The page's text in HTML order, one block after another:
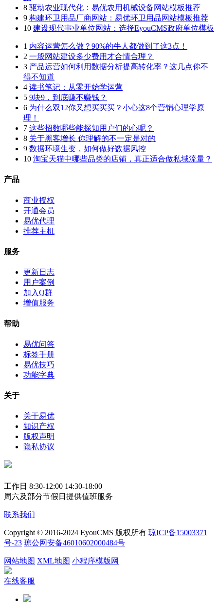
8 驱动农业现代化：易优农用机械设备网站模板推荐
9 构建环卫用品厂商网站：易优环卫用品网站模板推荐
10 建设现代事业单位网站：选择EyouCMS政府单位模板
1 内容运营怎么做？90%的牛人都做到了这3点！
2 一般网站建设多少费用才合情合理？
3 产品运营如何利用数据分析提高转化率？这几点你不
得不知道
4 读书笔记：从零开始学运营
5 9块9，到底赚不赚钱？
6 为什么双12你又想买买买？小心这8个营销心理学原
理！
7 这些招数哪些能探知用户们的心呢？
8 关于黑客增长 你理解的不一定是对的
9 数据环境生变，如何做好数据风控
10 淘宝天猫中哪些品类的店铺，真正适合做私域流量？
产品
商业授权
开通会员
易优代理
推荐主机
服务
更新日志
用户案例
加入Q群
增值服务
帮助
易优问答
标签手册
易优技巧
功能字典
关于
关于易优
知识产权
版权声明
隐私协议
工作日 8:30-12:00 14:30-18:00
周六及部分节假日提供值班服务
联系我们
Copyright © 2016-2024 EyouCMS 版权所有 琼ICP备15003371
号-23 琼公网安备46010602000484号
网站地图 XML地图 小程序模版网
在线客服